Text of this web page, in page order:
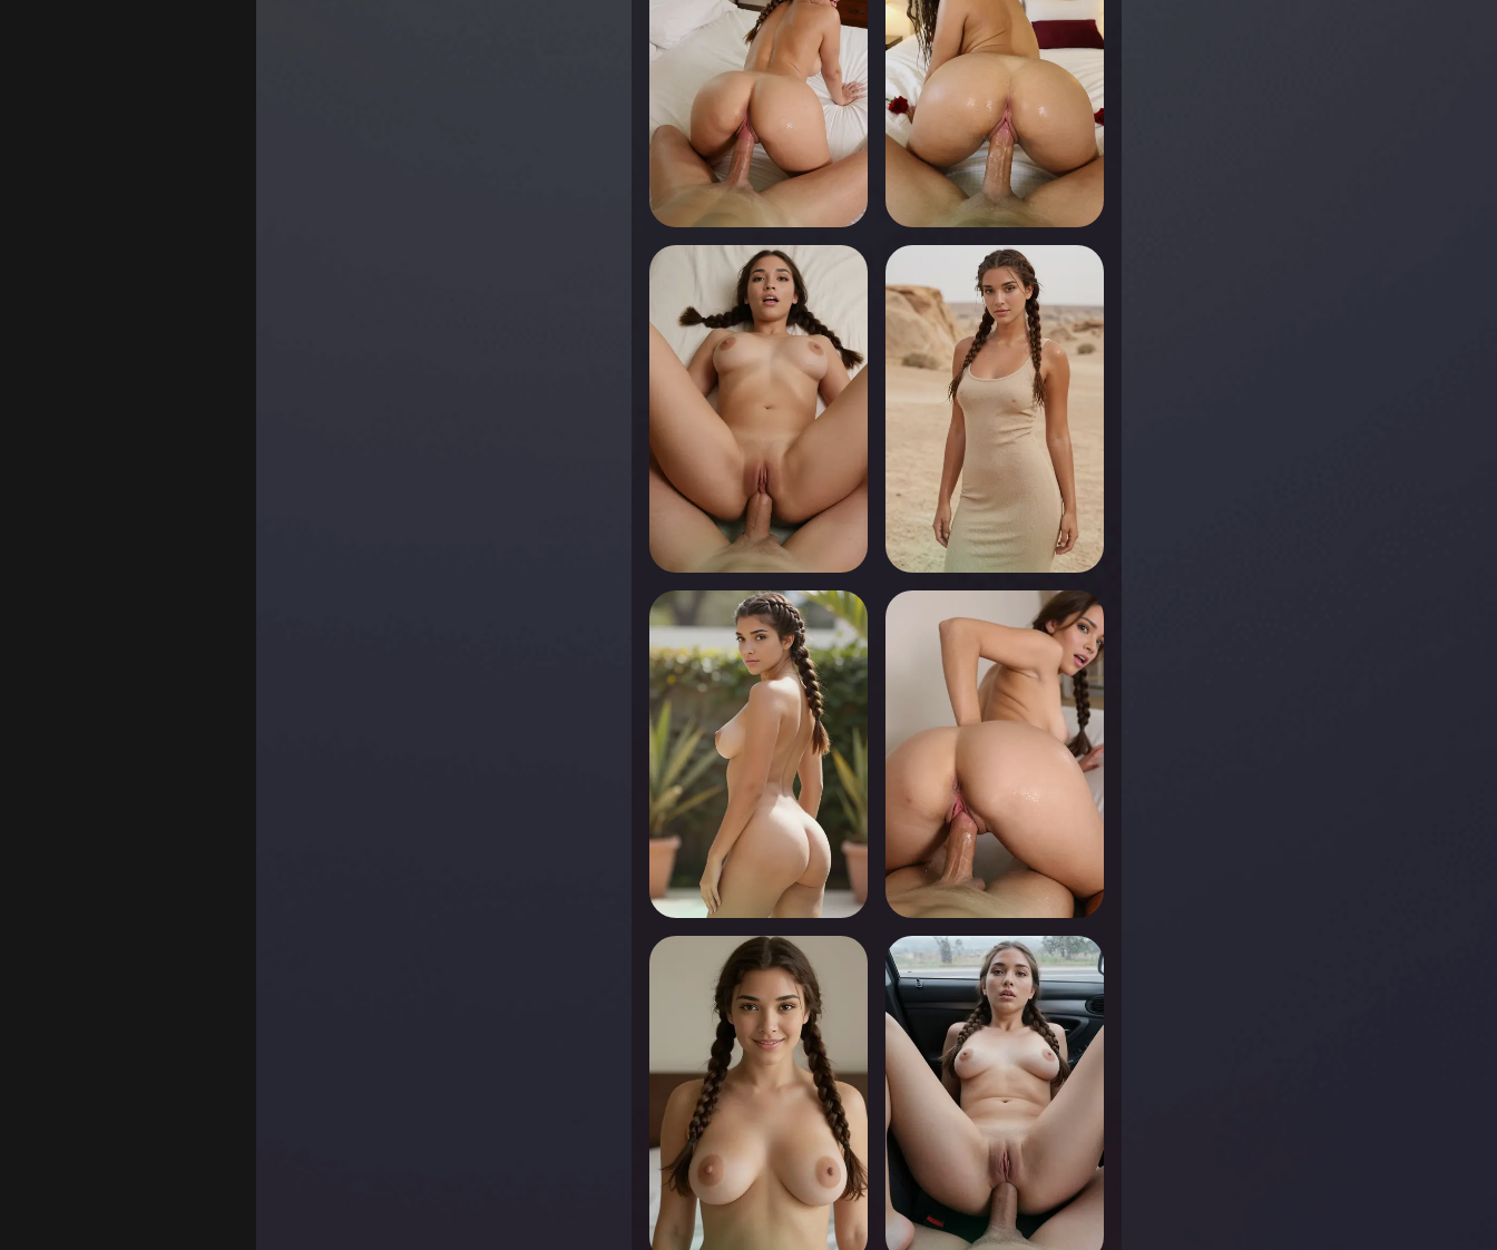
0
Appuyez pour voir
0
Appuyez pour voir
0
Appuyez pour voir
0
Appuyez pour voir
0
Appuyez pour voir
0
Appuyez pour voir